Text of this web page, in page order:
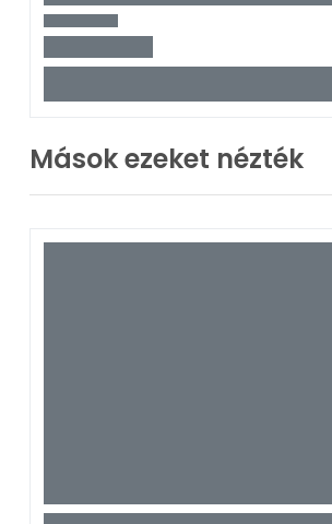
Mások ezeket nézték